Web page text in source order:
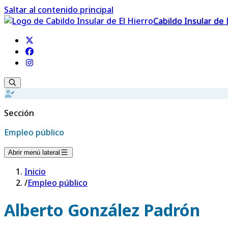
Saltar al contenido principal
Cabildo Insular de
Sección
Empleo público
Abrir menú lateral
Inicio
/Empleo público
Alberto González Padrón